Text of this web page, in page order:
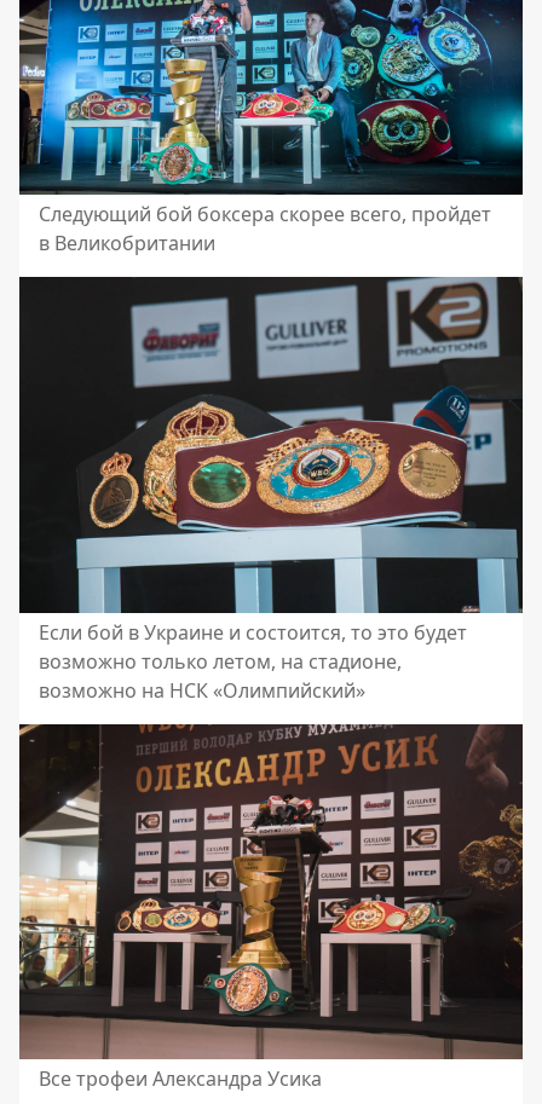
Следующий бой боксера скорее всего, пройдет
в Великобритании
Если бой в Украине и состоится, то это будет
возможно только летом, на стадионе,
возможно на НСК «Олимпийский»
Все трофеи Александра Усика